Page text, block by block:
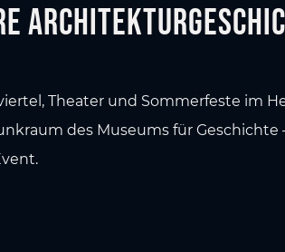
Theater und Sommerfeste im
des Museums für Geschichte